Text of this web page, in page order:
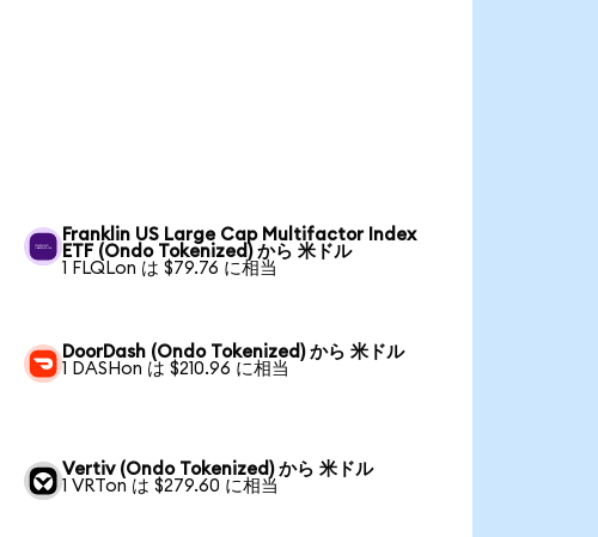
Franklin US Large Cap Multifactor Index
ETF (Ondo Tokenized) から 米ドル
1 FLQLon は $79.76 に相当
DoorDash (Ondo Tokenized) から 米ドル
1 DASHon は $210.96 に相当
Vertiv (Ondo Tokenized) から 米ドル
1 VRTon は $279.60 に相当